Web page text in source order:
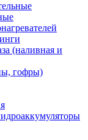
(наливная и
гофры)